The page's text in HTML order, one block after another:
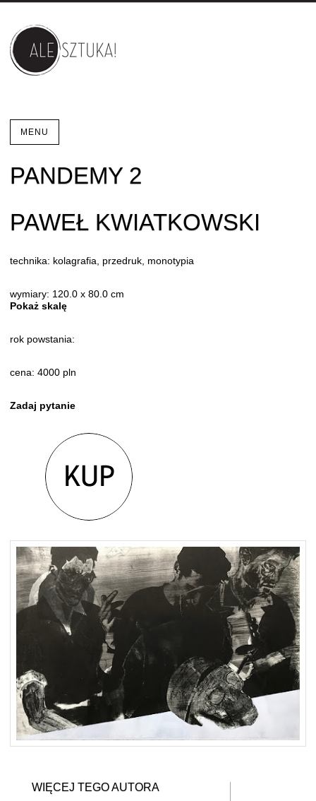
MENU
PANDEMY 2
PAWEŁ KWIATKOWSKI
technika: kolagrafia, przedruk, monotypia
wymiary: 120.0 x 80.0 cm
Pokaż skalę
rok powstania:
cena: 4000 pln
Zadaj pytanie
WIĘCEJ TEGO AUTORA